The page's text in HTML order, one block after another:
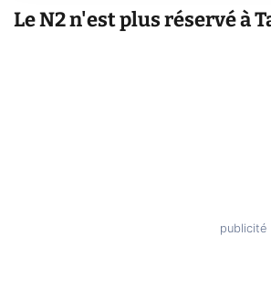
Le N2 n'est plus réservé à